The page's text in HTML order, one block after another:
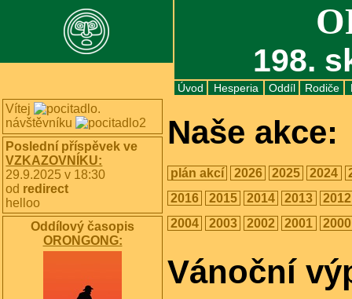
198.
Úvod Hesperia Oddíl Rodiče
Vítej
.
návštěvníku
Poslední příspěvek ve
VZKAZOVNÍKU:
29.9.2025 v 18:30
od redirect
helloo
Oddílový časopis
ORONGONG:
Naše akce:
plán akcí 2026 2025 2024
2016
2015 2014 2013
2012
2004
2003 2002 2001 2000
Vánoční